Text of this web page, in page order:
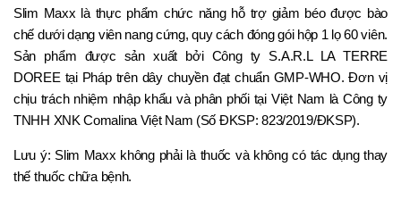
Slim Maxx là thực phẩm chức năng hỗ trợ giảm béo được bào
chế dưới dạng viên nang cứng, quy cách đóng gói hộp 1 lọ 60 viên.
Sản phẩm được sản xuất bởi Công ty S.A.R.L LA TERRE
DOREE tại Pháp trên dây chuyền đạt chuẩn GMP-WHO. Đơn vị
chịu trách nhiệm nhập khẩu và phân phối tại Việt Nam là Công ty
TNHH XNK Comalina Việt Nam (Số ĐKSP: 823/2019/ĐKSP).
Lưu ý: Slim Maxx không phải là thuốc và không có tác dụng thay
thế thuốc chữa bệnh.